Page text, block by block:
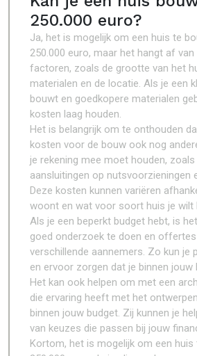
250.000 euro?
Ja, het is mogelijk om een huis te
250.000 euro, maar het hangt af van
factoren, zoals de grootte van het
materialen en de locatie. Als je een
bouwt en goedkopere materialen
kosten laag houden.
Het is belangrijk om te onthouden
kosten voor de bouw ook nog
je rekening mee moet houden, zoals
aansluitingen op nutsvoorzieningen
Deze kosten kunnen variëren
woont en wat voor soort huis je wilt
Als je een beperkt budget hebt, is
goed onderzoek te doen en
verschillende aannemers. Zo kun je
en ervoor zorgen dat je binnen jouw
Het kan ook helpen om met een
die ervaring heeft met het
binnen jouw budget. Zij kunnen je
van keuzes die passen bij jouw
Kortom, het is mogelijk om een